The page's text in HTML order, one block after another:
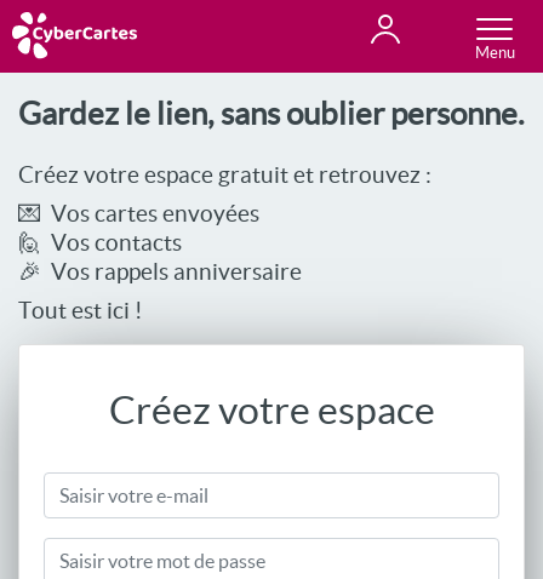
Anniversaire
Fête du jour
Amour
Amitié
Merci
Toutes les cartes
Gardez le lien, sans oublier personne.
Créez votre espace gratuit et retrouvez :
💌 Vos cartes envoyées
🙋 Vos contacts
🎉 Vos rappels anniversaire
Tout est ici !
Créez votre espace